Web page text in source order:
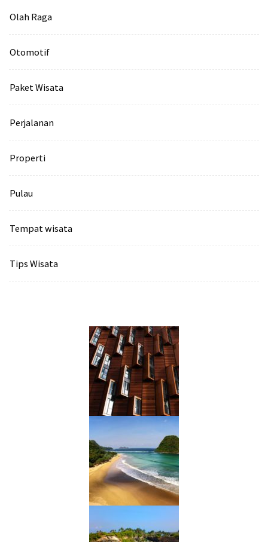
Olah Raga
Otomotif
Paket Wisata
Perjalanan
Properti
Pulau
Tempat wisata‎
Tips Wisata